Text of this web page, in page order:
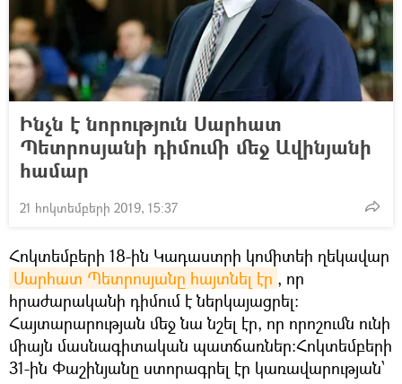
Ինչն է նորություն Սարհատ
Պետրոսյանի դիմումի մեջ Ավինյանի
համար
21 հոկտեմբերի 2019, 15:37
Հոկտեմբերի 18-ին Կադաստրի կոմիտեի ղեկավար
Սարհատ Պետրոսյանը հայտնել էր , որ
հրաժարականի դիմում է ներկայացրել։
Հայտարարության մեջ նա նշել էր, որ որոշումն ունի
միայն մասնագիտական պատճառներ:Հոկտեմբերի
31-ին Փաշինյանը ստորագրել էր կառավարության՝